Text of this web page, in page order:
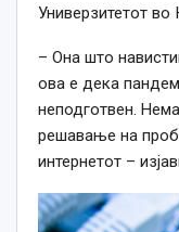
Универзитетот во
– Она што
ова е дека
неподготвен.
решавање на
интернетот –